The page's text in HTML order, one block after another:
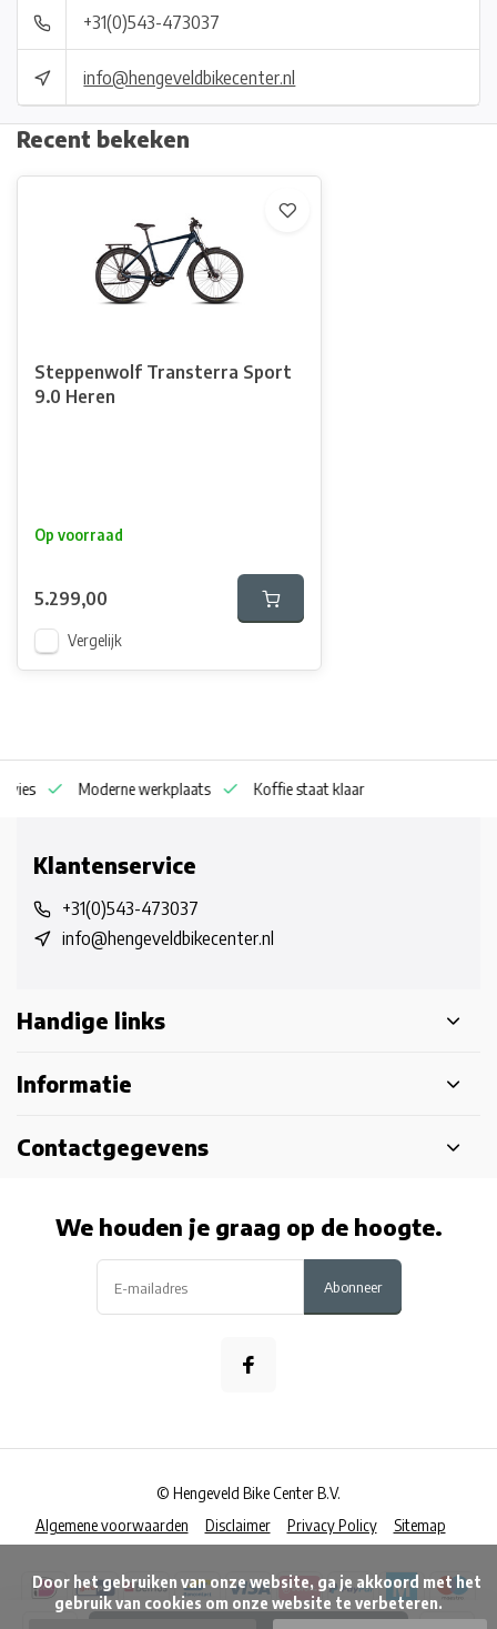
+31(0)543-473037
info@hengeveldbikecenter.nl
Recent bekeken
Steppenwolf Transterra Sport
9.0 Heren
Op voorraad
5.299,00
Vergelijk
Moderne werkplaats Koffie staat klaar
Klantenservice
+31(0)543-473037
info@hengeveldbikecenter.nl
Handige links
Informatie
Contactgegevens
We houden je graag op de hoogte.
Abonneer
Algemene voorwaarden Disclaimer Privacy Policy Sitemap
© Hengeveld Bike Center B.V.
gebruik van cookies om onze website te verbeteren.